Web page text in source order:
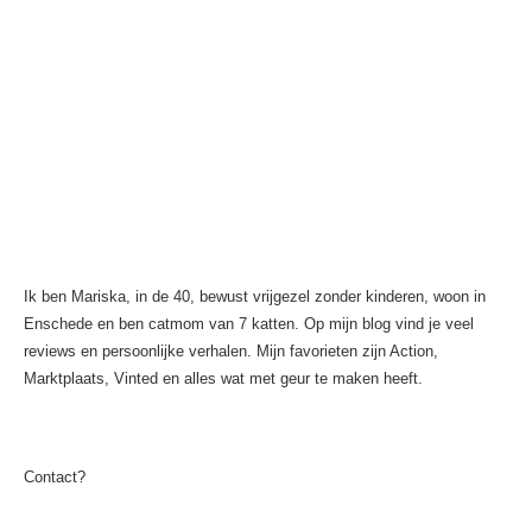
Ik ben Mariska, in de 40, bewust vrijgezel zonder kinderen, woon in
Enschede en ben catmom van 7 katten. Op mijn blog vind je veel
reviews en persoonlijke verhalen. Mijn favorieten zijn Action,
Marktplaats, Vinted en alles wat met geur te maken heeft.
Contact?